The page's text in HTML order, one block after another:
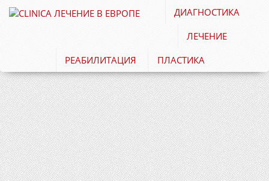
ДИАГНОСТИКА
ЛЕЧЕНИЕ
РЕАБИЛИТАЦИЯ
ПЛАСТИКА